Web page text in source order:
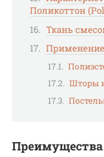
Поликоттон
Ткань
Применение
Шторы